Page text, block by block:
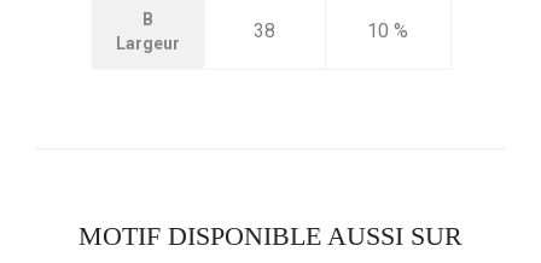
B
Largeur
38 10 %
MOTIF DISPONIBLE AUSSI SUR